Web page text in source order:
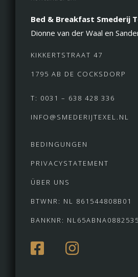
Bed & Breakfast Smederij
Dionne van der Waal en
KIKKERTSTRAAT 47
1795 AB DE COCKSDORP
T: 0031 – 638 428 336
INFO@SMEDERIJTEXEL.NL
BEDINGUNGEN
PRIVACYSTATEMENT
ÜBER UNS
BTWNR: NL 861544808B01
BANKNR: